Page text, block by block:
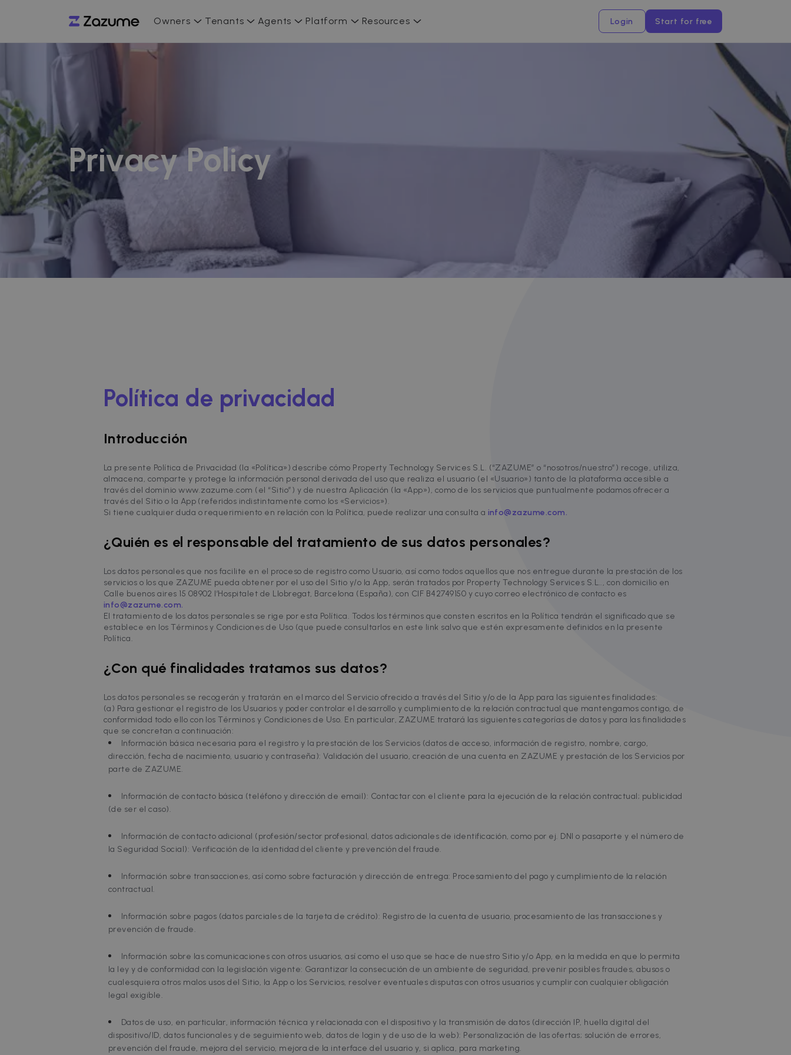
Owners Tenants Agents Platform Resources Login Start for free
Privacy Policy
Política de privacidad
Introducción
La presente Política de Privacidad (la «Política») describe cómo Property Technology Services S.L. (“ZAZUME” o “nosotros/nuestro”) recoge, utiliza,
almacena, comparte y protege la información personal derivada del uso que realiza el usuario (el «Usuario») tanto de la plataforma accesible a
través del dominio www.zazume.com (el “Sitio”) y de nuestra Aplicación (la «App»), como de los servicios que puntualmente podamos ofrecer a
través del Sitio o la App (referidos indistintamente como los «Servicios»).
Si tiene cualquier duda o requerimiento en relación con la Política, puede realizar una consulta a info@zazume.com.
¿Quién es el responsable del tratamiento de sus datos personales?
Los datos personales que nos facilite en el proceso de registro como Usuario, así como todos aquellos que nos entregue durante la prestación de los
servicios o los que ZAZUME pueda obtener por el uso del Sitio y/o la App, serán tratados por Property Technology Services S.L.., con domicilio en
Calle buenos aires 15 08902 l’Hospitalet de Llobregat, Barcelona (España), con CIF B42749150 y cuyo correo electrónico de contacto es
info@zazume.com.
El tratamiento de los datos personales se rige por esta Política. Todos los términos que consten escritos en la Política tendrán el significado que se
establece en los Términos y Condiciones de Uso (que puede consultarlos en este link salvo que estén expresamente definidos en la presente
Política.
¿Con qué finalidades tratamos sus datos?
Los datos personales se recogerán y tratarán en el marco del Servicio ofrecido a través del Sitio y/o de la App para las siguientes finalidades:
(a) Para gestionar el registro de los Usuarios y poder controlar el desarrollo y cumplimiento de la relación contractual que mantengamos contigo, de
conformidad todo ello con los Términos y Condiciones de Uso. En particular, ZAZUME tratará las siguientes categorías de datos y para las finalidades
que se concretan a continuación:
Información básica necesaria para el registro y la prestación de los Servicios (datos de acceso, información de registro, nombre, cargo,
dirección, fecha de nacimiento, usuario y contraseña): Validación del usuario, creación de una cuenta en ZAZUME y prestación de los Servicios por
parte de ZAZUME.
Información de contacto básica (teléfono y dirección de email): Contactar con el cliente para la ejecución de la relación contractual; publicidad
(de ser el caso).
Información de contacto adicional (profesión/sector profesional, datos adicionales de identificación, como por ej. DNI o pasaporte y el número de
la Seguridad Social): Verificación de la identidad del cliente y prevención del fraude.
Información sobre transacciones, así como sobre facturación y dirección de entrega: Procesamiento del pago y cumplimiento de la relación
contractual.
Información sobre pagos (datos parciales de la tarjeta de crédito): Registro de la cuenta de usuario, procesamiento de las transacciones y
prevención de fraude.
Información sobre las comunicaciones con otros usuarios, así como el uso que se hace de nuestro Sitio y/o App, en la medida en que lo permita
la ley y de conformidad con la legislación vigente: Garantizar la consecución de un ambiente de seguridad, prevenir posibles fraudes, abusos o
cualesquiera otros malos usos del Sitio, la App o los Servicios, resolver eventuales disputas con otros usuarios y cumplir con cualquier obligación
legal exigible.
Datos de uso, en particular, información técnica y relacionada con el dispositivo y la transmisión de datos (dirección IP, huella digital del
dispositivo/ID, datos funcionales y de seguimiento web, datos de login y de uso de la web): Personalización de las ofertas; solución de errores,
prevención del fraude, mejora del servicio, mejora de la interface del usuario y, si aplica, para marketing.